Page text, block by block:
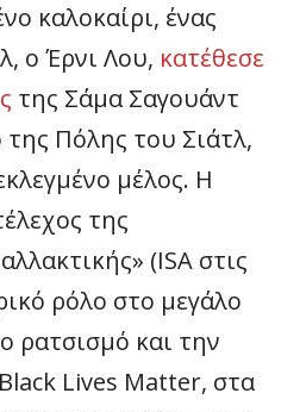
καλοκαίρι, ένας
ο Έρνι Λου, κατέθεσε
της Σάμα Σαγουάντ
Πόλης του Σιάτλ,
μέλος. Η
της
(ISA στις
ρόλο στο μεγάλο
ρατσισμό και την
Lives Matter, στα